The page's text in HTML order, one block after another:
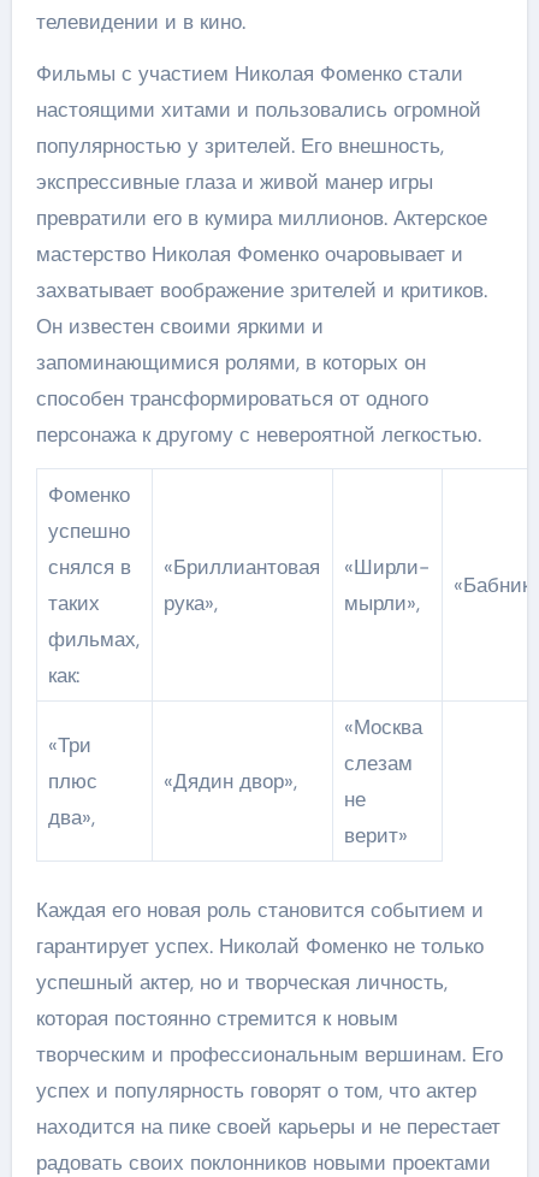
телевидении и в кино.
Фильмы с участием Николая Фоменко стали
настоящими хитами и пользовались огромной
популярностью у зрителей. Его внешность,
экспрессивные глаза и живой манер игры
превратили его в кумира миллионов. Актерское
мастерство Николая Фоменко очаровывает и
захватывает воображение зрителей и критиков.
Он известен своими яркими и
запоминающимися ролями, в которых он
способен трансформироваться от одного
персонажа к другому с невероятной легкостью.
Фоменко
успешно
снялся в
таких
фильмах,
как:
«Бриллиантовая
рука»,
«Ширли-
мырли»,
«Три
плюс
два»,
«Дядин двор»,
«Москва
слезам
не
верит»
Каждая его новая роль становится событием и
гарантирует успех. Николай Фоменко не только
успешный актер, но и творческая личность,
которая постоянно стремится к новым
творческим и профессиональным вершинам. Его
успех и популярность говорят о том, что актер
находится на пике своей карьеры и не перестает
радовать своих поклонников новыми проектами